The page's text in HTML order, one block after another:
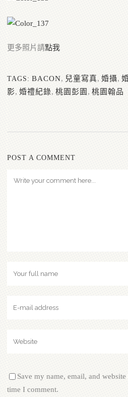
更多照片請點我
TAGS: BACON, 兒童寫真, 婚攝,
影, 婚禮紀錄, 桃園彭園 , 桃園翰品
POST A COMMENT
Save my name, email, and
time I comment.